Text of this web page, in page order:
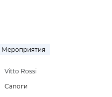
Мероприятия
Vitto Rossi
Сапоги